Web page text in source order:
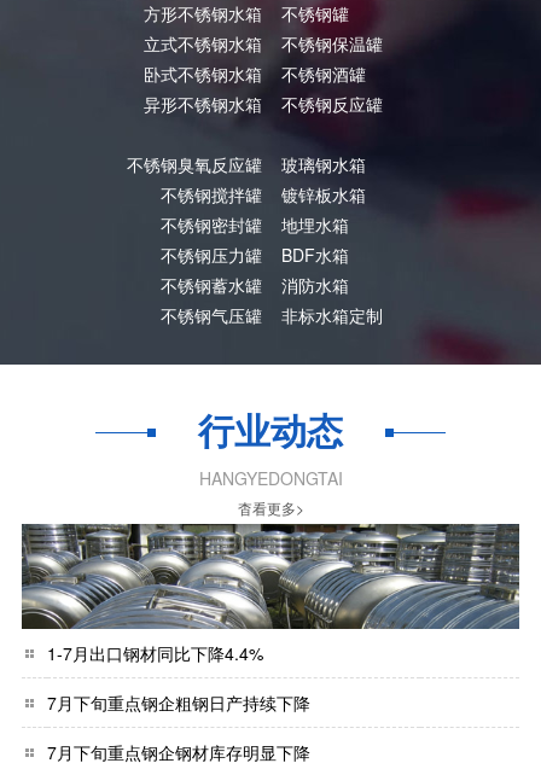
方形不锈钢水箱
立式不锈钢水箱
卧式不锈钢水箱
异形不锈钢水箱
不锈钢臭氧反应罐
不锈钢搅拌罐
不锈钢密封罐
不锈钢压力罐
不锈钢蓄水罐
不锈钢气压罐
不锈钢罐
不锈钢保温罐
不锈钢酒罐
不锈钢反应罐
玻璃钢水箱
镀锌板水箱
地埋水箱
BDF水箱
消防水箱
非标水箱定制
行业动态
HANGYEDONGTAI
杳看更多>
1-7月出口钢材同比下降4.4%
7月下旬重点钢企粗钢日产持续下降
7月下旬重点钢企钢材库存明显下降